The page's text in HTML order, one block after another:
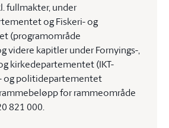
fullmakter, under
og Fiskeri- og
(programområde
videre kapitler under Fornyings-,
kirkedepartementet (IKT-
og politidepartementet
for rammeområde
821 000.